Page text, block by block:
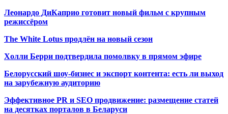
Леонардо ДиКаприо готовит новый фильм с крупным
режиссёром
The White Lotus продлён на новый сезон
Холли Берри подтвердила помолвку в прямом эфире
Белорусский шоу-бизнес и экспорт контента: есть ли выход
на зарубежную аудиторию
Эффективное PR и SEO продвижение: размещение статей
на десятках порталов в Беларуси